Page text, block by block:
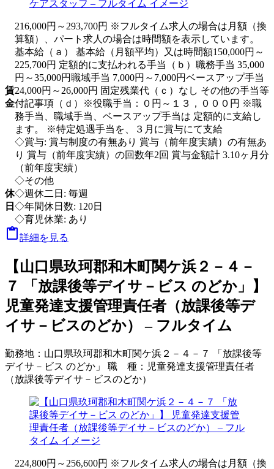
賃
金
216,000円～293,700円 ※フルタイム求人の場合は月額（換
算額）、パート求人の場合は時間額を表示しています。
基本給（ａ） 基本給（月額平均）又は時間額150,000円～
225,700円 定額的に支払われる手当（ｂ）職務手当 35,000
円～35,000円職域手当 7,000円～7,000円ベースアップ手当
24,000円～26,000円 固定残業代（ｃ）なし その他の手当等
付記事項（ｄ）※役職手当：０円～１３，０００円 ※職
務手当、職域手当、ベースアップ手当は 定額的に支給し
ます。 ※特定処遇手当を、３月に賞与にて支給
◇賞与: 賞与制度の有無あり 賞与（前年度実績）の有無あ
り 賞与（前年度実績）の回数年2回 賞与金額計 3.10ヶ月分
（前年度実績）
休
日
◇その他
◇週休二日: 毎週
◇年間休日数: 120日
◇育児休業: あり
詳細を見る
【山口県玖珂郡和木町関ケ浜２－４－
７ 「放課後等デイサ－ビス のどか」】
児童発達支援管理責任者（放課後等デ
イサ－ビスのどか） – フルタイム
勤務地： 山口県玖珂郡和木町関ケ浜２－４－７ 「放課後等
デイサ－ビス のどか」 職 種： 児童発達支援管理責任者
（放課後等デイサ－ビスのどか）
224,800円～256,600円 ※フルタイム求人の場合は月額（換